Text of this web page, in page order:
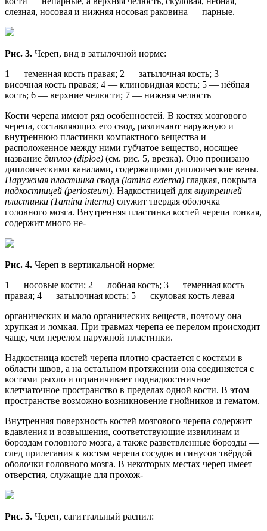
слезная, носовая и нижняя носовая раковина — парные.
Рис. 3. Череп, вид в затылочной норме:
1 — теменная кость правая; 2 — затылочная кость; 3 —
височная кость правая; 4 — клиновидная кость; 5 — нёбная
кость; 6 — верхние челюсти; 7 — нижняя челюсть
Кости черепа имеют ряд особенностей. В костях мозгового
черепа, составляющих его свод, различают наружную и
внутреннюю пластинки компактного вещества и
расположенное между ними губчатое вещество, носящее
название диплоэ (diploe) (см. рис. 5, врезка). Оно пронизано
диплоическими каналами, содержащими диплоические вены.
Наружная пластинка свода (lamina externa) гладкая, покрыта
надкостницей (periosteum). Надкостницей для внутренней
пластинки (1атinа interna) служит твердая оболочка
головного мозга. Внутренняя пластинка костей черепа тонкая,
содержит много не-
Рис. 4. Череп в вертикальной норме:
1 — носовые кости; 2 — лобная кость; 3 — теменная кость
правая; 4 — затылочная кость; 5 — скуловая кость левая
органических и мало органических веществ, поэтому она
хрупкая и ломкая. При травмах черепа ее перелом происходит
чаще, чем перелом наружной пластинки.
Надкостница костей черепа плотно срастается с костями в
области швов, а на остальном протяжении она соединяется с
костями рыхло и ограничивает поднадкостничное
клетчаточное пространство в пределах одной кости. В этом
пространстве возможно возникновение гнойников и гематом.
Внутренняя поверхность костей мозгового черепа содержит
вдавления и возвышения, соответствующие извилинам и
бороздам головного мозга, а также разветвленные борозды —
след прилегания к костям черепа сосудов и синусов твёрдой
оболочки головного мозга. В некоторых местах череп имеет
отверстия, служащие для прохож-
Рис. 5. Череп, сагиттальный распил: